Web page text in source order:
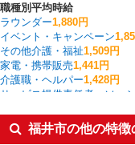
職種別平均時給
ラウンダー1,880円
イベント・キャンペーン
その他介護・福祉1,509円
家電・携帯販売1,441円
介護職・ヘルパー1,428円
サービス提供責任者・ソー
作業療法士・理学療法士・
一般・営業事務 1,375円
福井市の他の特徴